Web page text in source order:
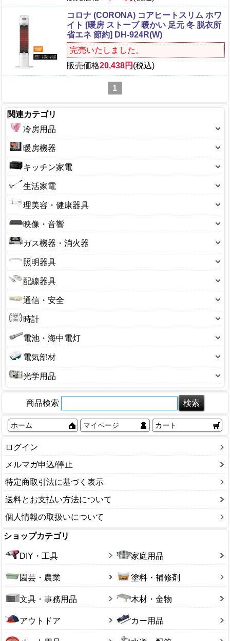
コロナ (CORONA) コアヒートスリム ホワ
イト [暖房 ストーブ 暖かい 足元 冬 脱衣所
省エネ 節約] DH-924R(W)
完売いたしました。
販売価格20,438円 (税込)
1
関連カテゴリ
冷房用品
扇風機
扇風機(小型)
扇風機(卓上)
壁掛扇
冷風機・冷風扇
エアコン
エアコンフィルター
サーキュレーター
暖房機器
こたつ本体
こたつ部品
石油ファンヒーター
石油ストーブ
電気ストーブ
セラミックヒーター
オイルヒーター
毛布・カーペット・寝具
暖房備品
キッチン家電
炊飯ジャー
電気コンロ
電子レンジ
IHコンロ
オーブントースター
コーヒーメーカー
フィッシュロースター
ホームベーカリー
ポット・ケトル
ホットプレート・グリル鍋
もちつき機
換気扇
小型調理家電
食器乾燥機
生活家電
加湿器
乾燥機
空気清浄器
除湿機
小型家電
掃除機
冷蔵庫
その他
理美容・健康器具
シェーバー・バリカン
ドライヤー・ヘアケア用品
ボディケア・マッサージ機
血圧計・電子体温計・万歩計
体重計
電動歯ブラシ
その他
映像・音響
DVDプレーヤー
オーディオ・ラジオ
スピーカー
テレビ
ビデオ
ラジオ
ガス機器・消火器
ガステーブル
ガスホース
ガス器具部品
カセットコンロ
トーチバーナー
消火器
照明器具
シーリングライト
センサーライト
管球・電球
電気スタンド
配線器具
コード付きタップ
ステープル
延長コード・器具コード
電源アダプター
電線モール
通信・安全
アンテナ
セキュリティ用品
チャイム・インターホン
電話機
防犯カメラ
時計
掛け時計
目覚まし時計
腕時計
電池・海中電灯
懐中電灯
乾電池
電気部材
キャップ・ボディ
ステッカー
タイマー
配電盤・ブレーカー
その他
光学用品
双眼鏡・顕微鏡
望遠鏡
老眼鏡
商品検索
ホーム マイページ カート
ログイン
メルマガ申込/停止
特定商取引法に基づく表示
送料とお支払い方法について
個人情報の取扱いについて
ショップカテゴリ
DIY・工具 家庭用品
園芸・農業 塗料・補修剤
文具・事務用品 木材・金物
アウトドア カー用品